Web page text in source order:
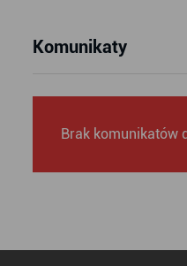
Komunikaty
Brak komunikatów